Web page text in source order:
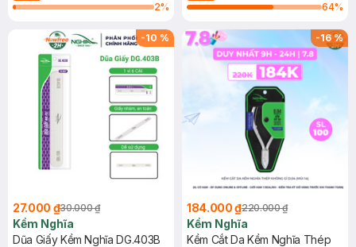
2%
64%
-10 %
27.000 ₫30.000 ₫
Kềm Nghĩa
Dũa Giấy Kềm Nghĩa DG.403B
-16%
184.000 ₫220.000 ₫
Kềm Nghĩa
Kềm Cắt Da Kềm Nghĩa Thép